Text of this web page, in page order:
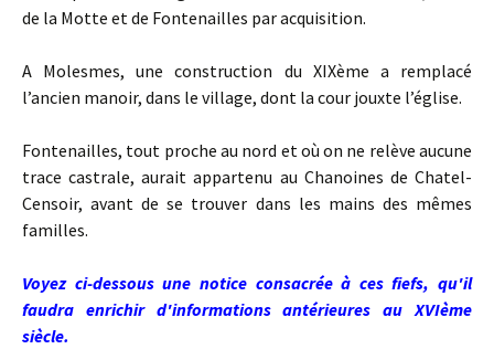
de la Motte et de Fontenailles par acquisition.
A Molesmes, une construction du XIXème a remplacé
l’ancien manoir, dans le village, dont la cour jouxte l’église.
Fontenailles, tout proche au nord et où on ne relève aucune
trace castrale, aurait appartenu au Chanoines de Chatel-
Censoir, avant de se trouver dans les mains des mêmes
familles.
Voyez ci-dessous une notice consacrée à ces fiefs, qu'il
faudra enrichir d'informations antérieures au XVIème
siècle.